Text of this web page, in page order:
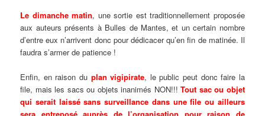
Le dimanche matin, une sortie est traditionnellement proposée
aux auteurs présents à Bulles de Mantes, et un certain nombre
d’entre eux n’arrivent donc pour dédicacer qu’en fin de matinée. Il
faudra s’armer de patience !
Enfin, en raison du plan vigipirate, le public peut donc faire la
file, mais les sacs ou objets inanimés NON!!!Tout sac ou objet
qui serait laissé sans surveillance dans une file ou ailleurs